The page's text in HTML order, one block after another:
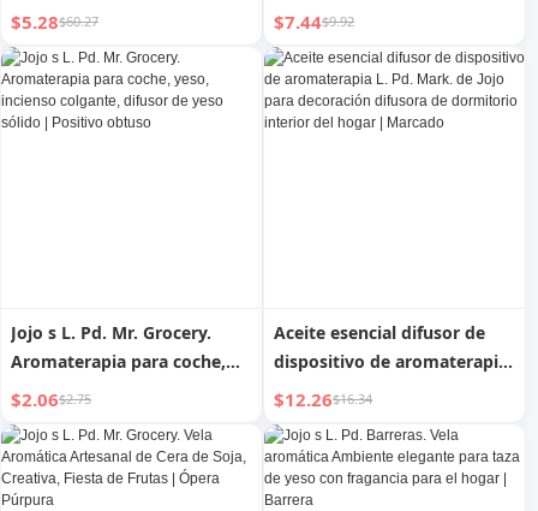
$5.28$60.27
y natural de larga duración,
aroma floral amaderado de
jazmín
$7.44$9.92
Jojo s L. Pd. Mr. Grocery.
Aromaterapia para coche,
yeso, incienso colgante,
difusor de yeso sólido |
Positivo obtuso
$2.06$2.75
Aceite esencial difusor de
dispositivo de aromaterapia
L. Pd. Mark. de Jojo para
decoración difusora de
dormitorio interior del
hogar | Marcado
$12.26$16.34